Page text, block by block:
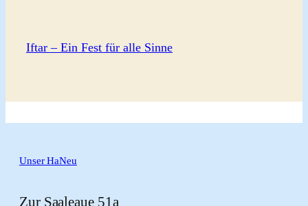
Iftar – Ein Fest für alle Sinne
Unser HaNeu
Zur Saaleaue 51a